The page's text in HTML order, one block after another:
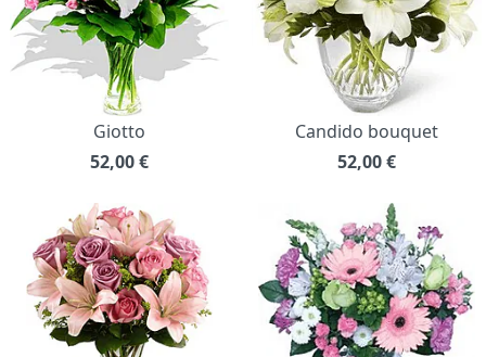
Giotto
52,00€
Candido bouquet
52,00€